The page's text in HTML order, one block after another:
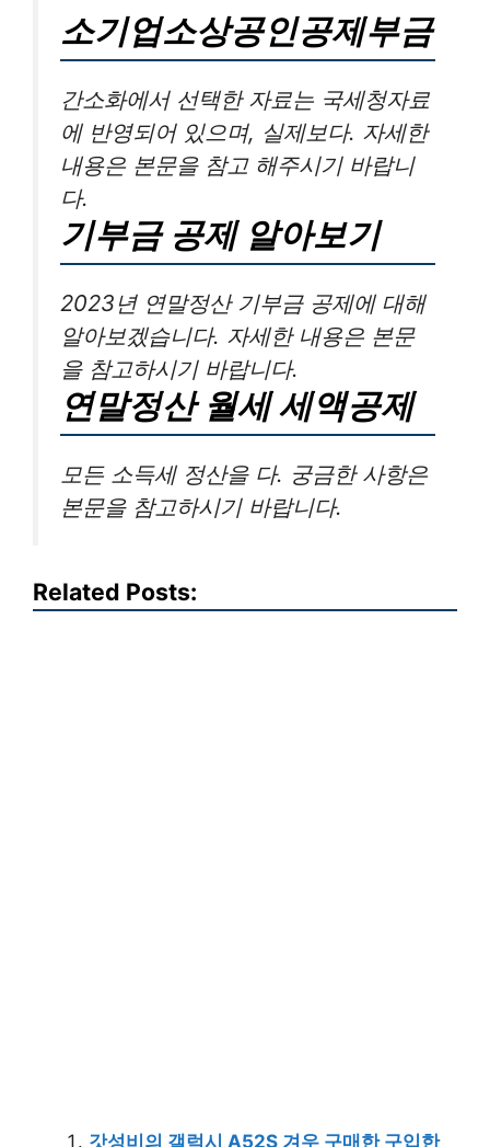
소기업소상공인공제부금
간소화에서 선택한 자료는 국세청자료
에 반영되어 있으며, 실제보다. 자세한
내용은 본문을 참고 해주시기 바랍니
다.
기부금 공제 알아보기
2023년 연말정산 기부금 공제에 대해
알아보겠습니다. 자세한 내용은 본문
을 참고하시기 바랍니다.
연말정산 월세 세액공제
모든 소득세 정산을 다. 궁금한 사항은
본문을 참고하시기 바랍니다.
Related Posts:
갓성비의 갤럭시 A52S 겨우 구매한 구입한